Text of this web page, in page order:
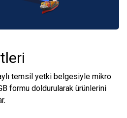
temsil yetki belgesiyle mikro
formu doldurularak ürünlerini